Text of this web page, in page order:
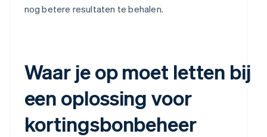
nog betere resultaten te behalen.
Waar je op moet letten bij
een oplossing voor
kortingsbonbeheer